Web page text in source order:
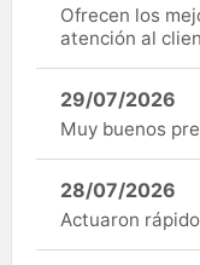
Ofrecen los
atención al
29/07/2026
Muy buenos
28/07/2026
Actuaron